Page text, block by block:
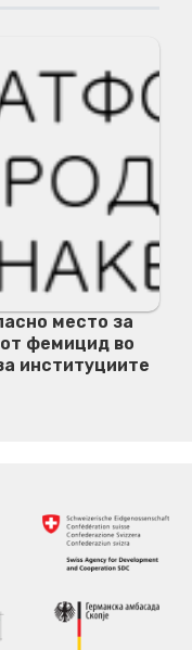
место за
фемицид во
институциите